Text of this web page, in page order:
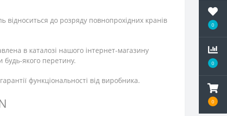
0
0
0
відноситься до розряду повнопрохідних кранів
в каталозі нашого інтернет-магазину
будь-якого перетину.
функціональності від виробника.